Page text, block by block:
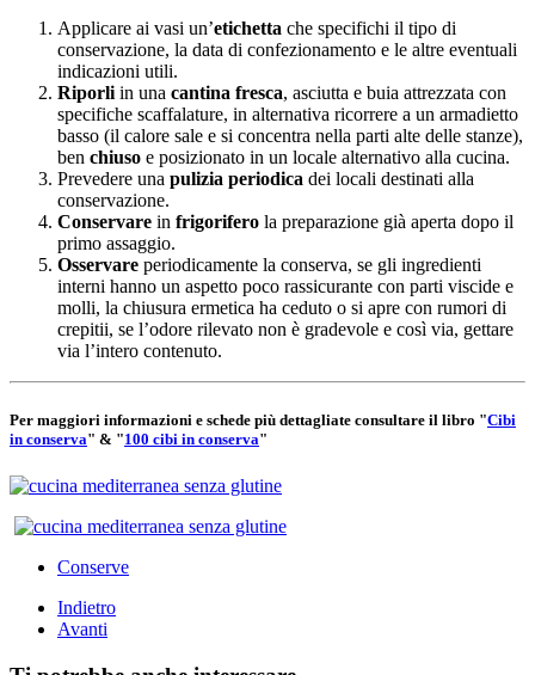
Applicare ai vasi un’etichetta che specifichi il tipo di
conservazione, la data di confezionamento e le altre eventuali
indicazioni utili.
Riporliin una cantina fresca, asciutta e buia attrezzata con
specifiche scaffalature, in alternativa ricorrere a un armadietto
basso (il calore sale e si concentra nella parti alte delle stanze),
ben chiuso e posizionato in un locale alternativo alla cucina.
Prevedere una pulizia periodica dei locali destinati alla
conservazione.
Conservare in frigorifero la preparazione già aperta dopo il
primo assaggio.
Osservare periodicamente la conserva, se gli ingredienti
interni hanno un aspetto poco rassicurante con parti viscide e
molli, la chiusura ermetica ha ceduto o si apre con rumori di
crepitii, se l’odore rilevato non è gradevole e così via, gettare
via l’intero contenuto.
Per maggiori informazioni e schede più dettagliate consultare il libro "Cibi
in conserva" & "100 cibi in conserva"
Conserve
Indietro
Avanti